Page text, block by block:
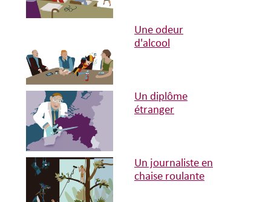
Une odeur
d'alcool
Un diplôme
étranger
Un journaliste en
chaise roulante